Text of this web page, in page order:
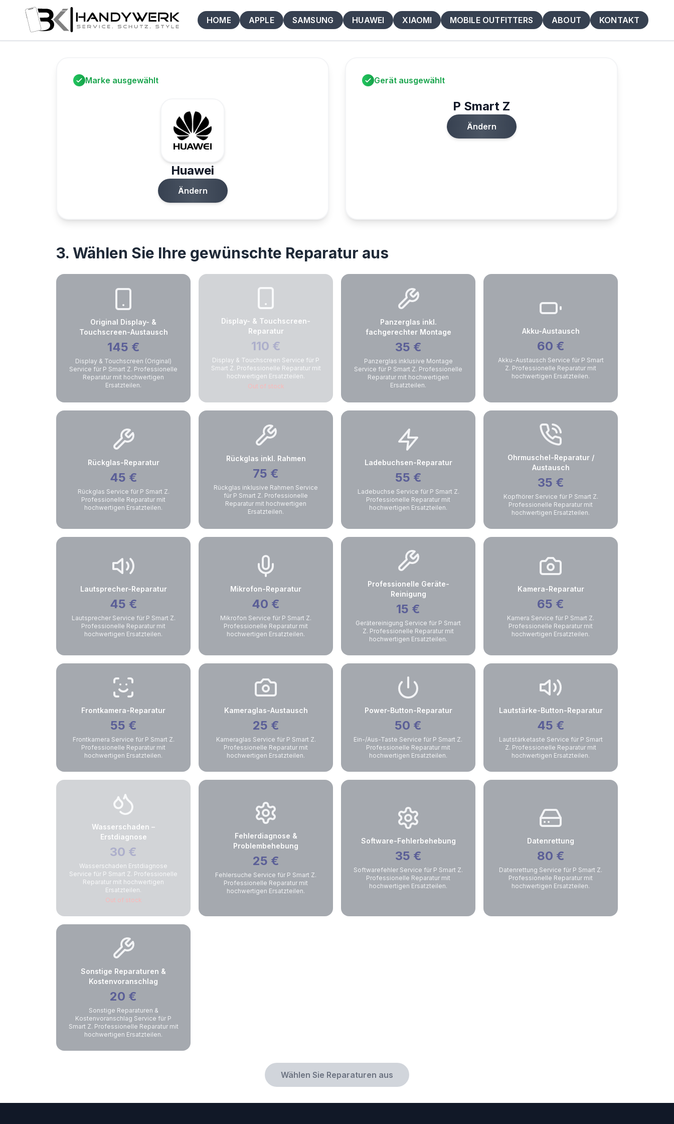
HOME APPLE SAMSUNG HUAWEI XIAOMI MOBILE OUTFITTERS ABOUT KONTAKT
Marke ausgewählt
Huawei
Ändern
Gerät ausgewählt
P Smart Z
Ändern
3. Wählen Sie Ihre gewünschte Reparatur aus
Original Display- &
Touchscreen-Austausch
145 €
Display & Touchscreen (Original)
Service für P Smart Z. Professionelle
Reparatur mit hochwertigen
Ersatzteilen.
Display- & Touchscreen-
Reparatur
110 €
Display & Touchscreen Service für P
Smart Z. Professionelle Reparatur mit
hochwertigen Ersatzteilen.
Out of stock
Panzerglas inkl.
fachgerechter Montage
35 €
Panzerglas inklusive Montage
Service für P Smart Z. Professionelle
Reparatur mit hochwertigen
Ersatzteilen.
Akku-Austausch
60 €
Akku-Austausch Service für P Smart
Z. Professionelle Reparatur mit
hochwertigen Ersatzteilen.
Rückglas-Reparatur
45 €
Rückglas Service für P Smart Z.
Professionelle Reparatur mit
hochwertigen Ersatzteilen.
Rückglas inkl. Rahmen
75 €
Rückglas inklusive Rahmen Service
für P Smart Z. Professionelle
Reparatur mit hochwertigen
Ersatzteilen.
Ladebuchsen-Reparatur
55 €
Ladebuchse Service für P Smart Z.
Professionelle Reparatur mit
hochwertigen Ersatzteilen.
Ohrmuschel-Reparatur /
Austausch
35 €
Kopfhörer Service für P Smart Z.
Professionelle Reparatur mit
hochwertigen Ersatzteilen.
Lautsprecher-Reparatur
45 €
Lautsprecher Service für P Smart Z.
Professionelle Reparatur mit
hochwertigen Ersatzteilen.
Mikrofon-Reparatur
40 €
Mikrofon Service für P Smart Z.
Professionelle Reparatur mit
hochwertigen Ersatzteilen.
Professionelle Geräte-
Reinigung
15 €
Gerätereinigung Service für P Smart
Z. Professionelle Reparatur mit
hochwertigen Ersatzteilen.
Kamera-Reparatur
65 €
Kamera Service für P Smart Z.
Professionelle Reparatur mit
hochwertigen Ersatzteilen.
Frontkamera-Reparatur
55 €
Frontkamera Service für P Smart Z.
Professionelle Reparatur mit
hochwertigen Ersatzteilen.
Kameraglas-Austausch
25 €
Kameraglas Service für P Smart Z.
Professionelle Reparatur mit
hochwertigen Ersatzteilen.
Power-Button-Reparatur
50 €
Ein-/Aus-Taste Service für P Smart Z.
Professionelle Reparatur mit
hochwertigen Ersatzteilen.
Lautstärke-Button-Reparatur
45 €
Lautstärketaste Service für P Smart
Z. Professionelle Reparatur mit
hochwertigen Ersatzteilen.
Wasserschaden –
Erstdiagnose
30 €
Wasserschaden Erstdiagnose
Service für P Smart Z. Professionelle
Reparatur mit hochwertigen
Ersatzteilen.
Out of stock
Fehlerdiagnose &
Problembehebung
25 €
Fehlersuche Service für P Smart Z.
Professionelle Reparatur mit
hochwertigen Ersatzteilen.
Software-Fehlerbehebung
35 €
Softwarefehler Service für P Smart Z.
Professionelle Reparatur mit
hochwertigen Ersatzteilen.
Datenrettung
80 €
Datenrettung Service für P Smart Z.
Professionelle Reparatur mit
hochwertigen Ersatzteilen.
Sonstige Reparaturen &
Kostenvoranschlag
20 €
Sonstige Reparaturen &
Kostenvoranschlag Service für P
Smart Z. Professionelle Reparatur mit
hochwertigen Ersatzteilen.
Wählen Sie Reparaturen aus